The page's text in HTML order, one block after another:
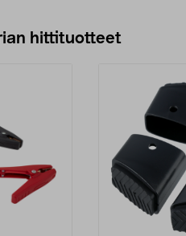
hittituotteet